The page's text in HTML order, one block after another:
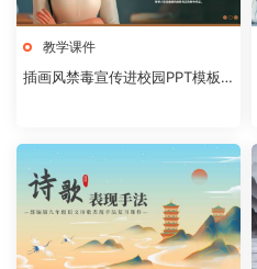
教学课件
插画风禁毒宣传进校园PPT模板2